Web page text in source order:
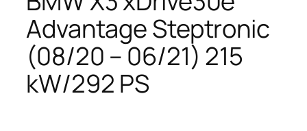
Advantage Steptronic
(08/20 – 06/21) 215
kW/292 PS